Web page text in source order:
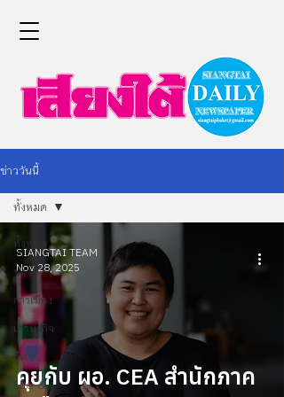
ข่าววันนี้
ทั้งหมด
ข่าว
การเมือง
เศรษฐกิจ
กีฬา
Life &
ทั้งหมด
คุยกับ ผอ. CEA สำนักภาค
SIANGTAI TEAM
Nov 28, 2025